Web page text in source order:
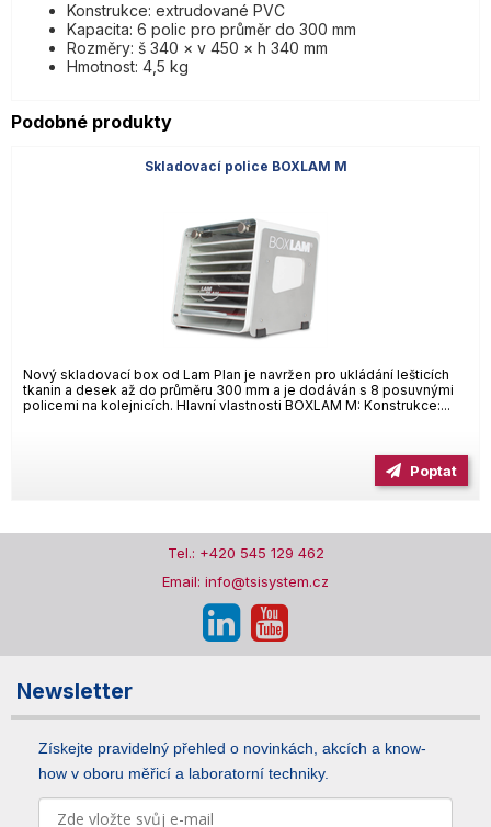
Konstrukce: extrudované PVC
Kapacita: 6 polic pro průměr do 300 mm
Rozměry: š 340 × v 450 × h 340 mm
Hmotnost: 4,5 kg
Podobné produkty
Skladovací police BOXLAM M
Nový skladovací box od Lam Plan je navržen pro ukládání lešticích
tkanin a desek až do průměru 300 mm a je dodáván s 8 posuvnými
policemi na kolejnicích. Hlavní vlastnosti BOXLAM M: Konstrukce:...
Poptat
Tel.: +420 545 129 462
Email: info@tsisystem.cz
Newsletter
Získejte pravidelný přehled o novinkách, akcích a know-
how v oboru měřicí a laboratorní techniky.